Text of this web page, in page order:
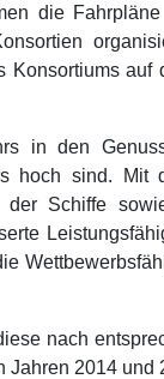
die
auf
in den
hoch sind. Mit
der Schiffe
nach
2014 und